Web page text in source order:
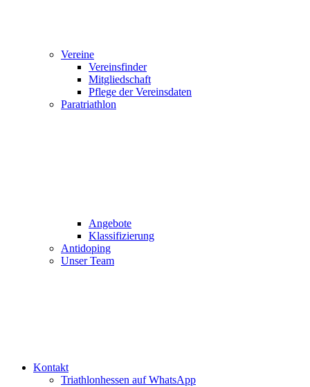
Vereine
Vereinsfinder
Mitgliedschaft
Pflege der Vereinsdaten
Paratriathlon
Angebote
Klassifizierung
Antidoping
Unser Team
Kontakt
Triathlonhessen auf WhatsApp